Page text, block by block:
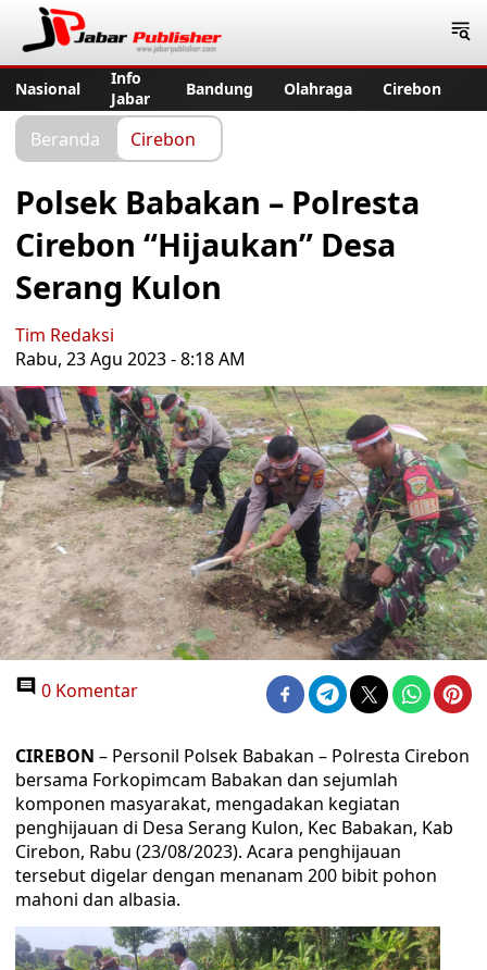
Nasional
Info
Jabar
Bandung Olahraga Cirebon
Beranda Cirebon
Polsek Babakan – Polresta
Cirebon “Hijaukan” Desa
Serang Kulon
Tim Redaksi
Rabu, 23 Agu 2023 - 8:18 AM
0 Komentar
CIREBON – Personil Polsek Babakan – Polresta Cirebon
bersama Forkopimcam Babakan dan sejumlah
komponen masyarakat, mengadakan kegiatan
penghijauan di Desa Serang Kulon, Kec Babakan, Kab
Cirebon, Rabu (23/08/2023). Acara penghijauan
tersebut digelar dengan menanam 200 bibit pohon
mahoni dan albasia.